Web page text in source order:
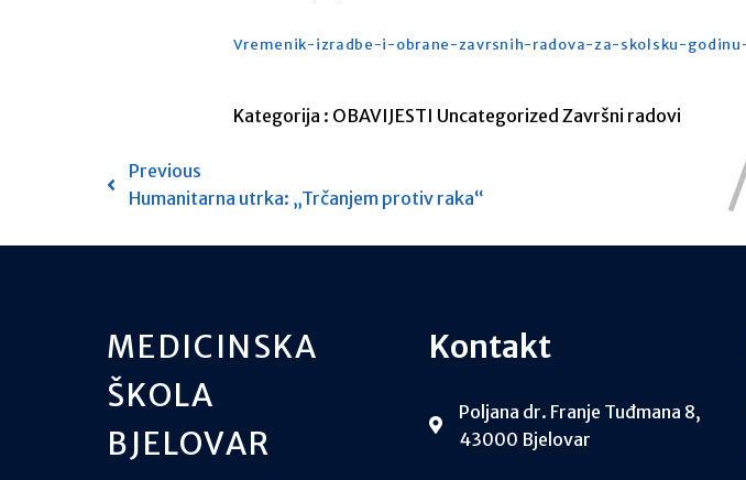
Vremenik-izradbe-i-obrane-zavrsnih-radova-za-skolsku-
Kategorija : OBAVIJESTI Uncategorized Završni radovi
Previous
Humanitarna utrka: „Trčanjem protiv raka“
MEDICINSKA
ŠKOLA
BJELOVAR
Kontakt
Poljana dr. Franje Tuđmana 8,
43000 Bjelovar